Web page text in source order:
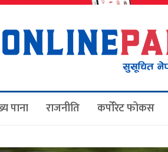
पाना राजनीति कर्पोरेट फोकस